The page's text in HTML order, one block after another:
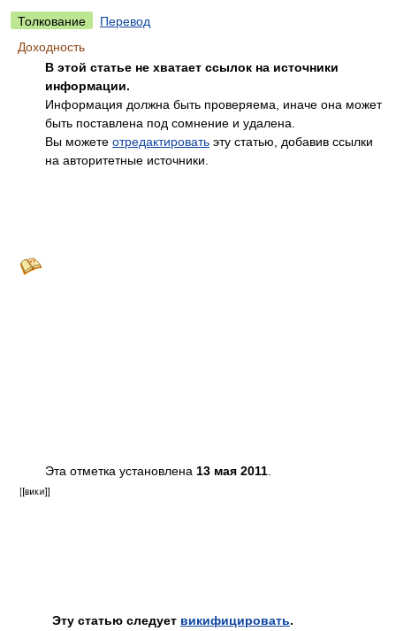
Толкование
Перевод
Доходность
В этой статье не хватает ссылок на источники
информации.
Информация должна быть проверяема, иначе она может
быть поставлена под сомнение и удалена.
Вы можете отредактировать эту статью, добавив ссылки
на авторитетные источники.
Эта отметка установлена 13 мая 2011
Эту статью следует викифицировать.